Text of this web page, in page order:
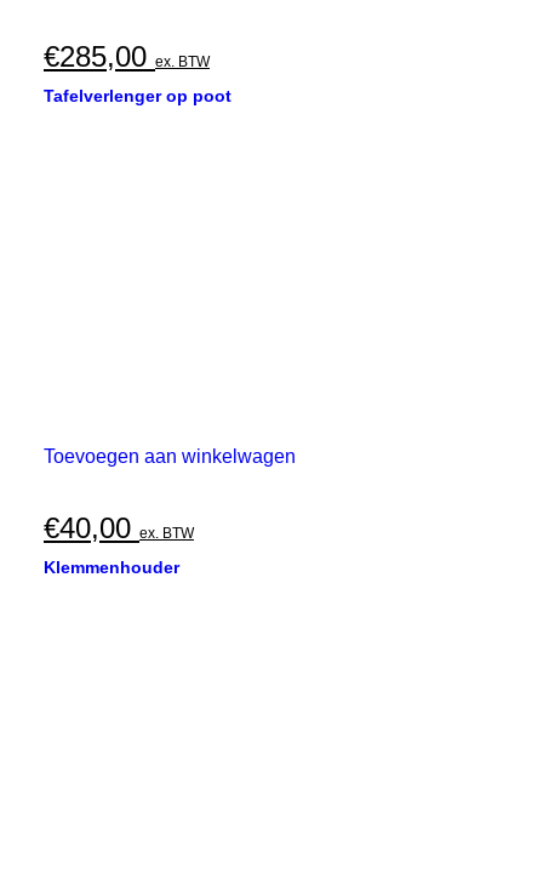
€285,00 ex. BTW
Tafelverlenger op poot
Toevoegen aan winkelwagen
€40,00 ex. BTW
Klemmenhouder